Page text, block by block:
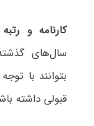
کارنامه و
سال‌های
بتوانند با
قبولی داشته